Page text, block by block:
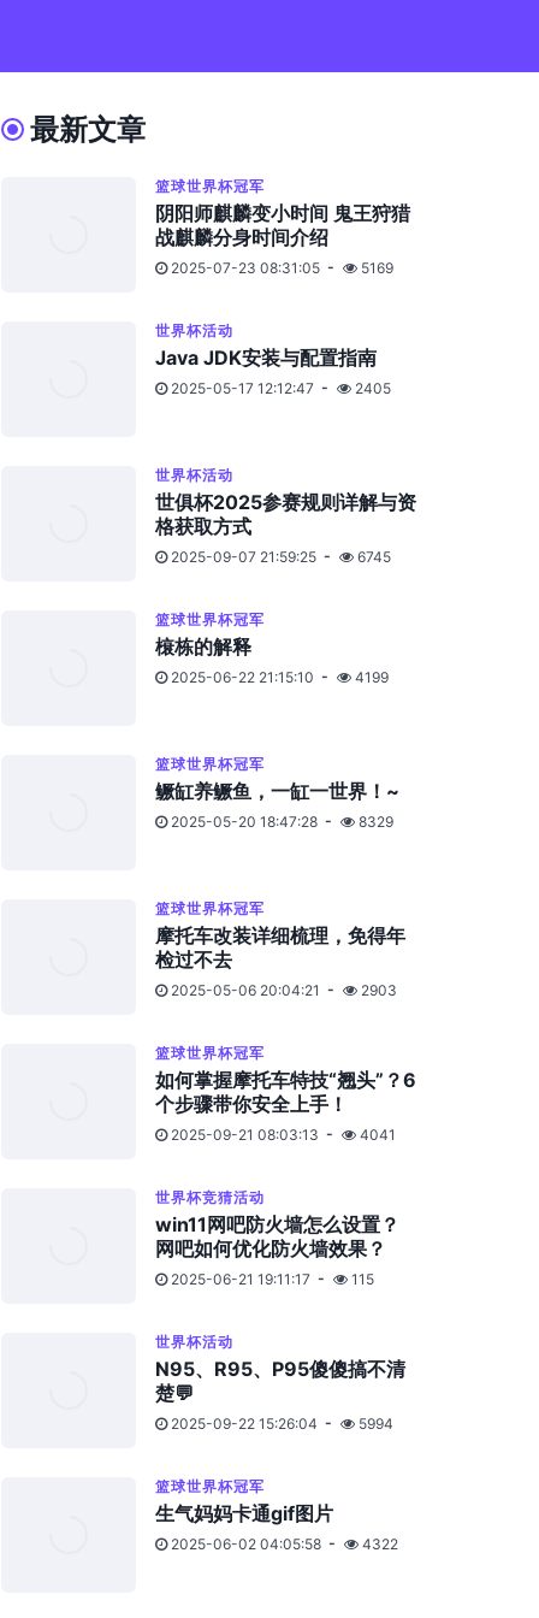
最新文章
篮球世界杯冠军
阴阳师麒麟变小时间 鬼王狩猎
战麒麟分身时间介绍
2025-07-23 08:31:05 5169
世界杯活动
Java JDK安装与配置指南
2025-05-17 12:12:47 2405
世界杯活动
世俱杯2025参赛规则详解与资
格获取方式
2025-09-07 21:59:25 6745
篮球世界杯冠军
榱栋的解释
2025-06-22 21:15:10 4199
篮球世界杯冠军
鳜缸养鳜鱼，一缸一世界！~
2025-05-20 18:47:28 8329
篮球世界杯冠军
摩托车改装详细梳理，免得年
检过不去
2025-05-06 20:04:21 2903
篮球世界杯冠军
如何掌握摩托车特技“翘头”？6
个步骤带你安全上手！
2025-09-21 08:03:13 4041
世界杯竞猜活动
win11网吧防火墙怎么设置？
网吧如何优化防火墙效果？
2025-06-21 19:11:17 115
世界杯活动
N95、R95、P95傻傻搞不清
楚💬
2025-09-22 15:26:04 5994
篮球世界杯冠军
生气妈妈卡通gif图片
2025-06-02 04:05:58 4322